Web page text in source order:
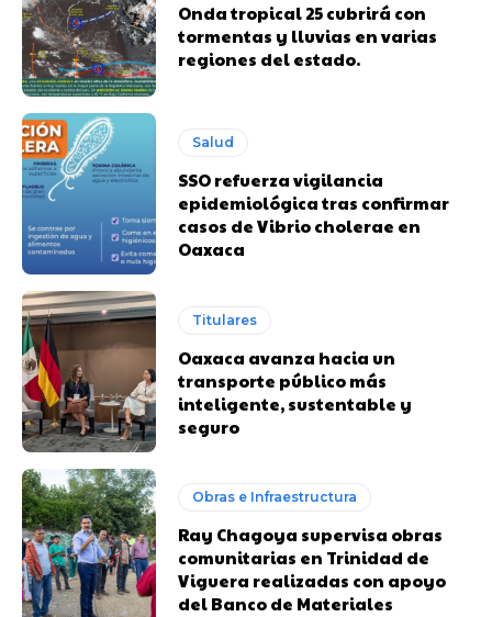
Onda tropical 25 cubrirá con
tormentas y lluvias en varias
regiones del estado.
Salud
SSO refuerza vigilancia
epidemiológica tras confirmar
casos de Vibrio cholerae en
Oaxaca
Titulares
Oaxaca avanza hacia un
transporte público más
inteligente, sustentable y
seguro
Obras e Infraestructura
Ray Chagoya supervisa obras
comunitarias en Trinidad de
Viguera realizadas con apoyo
del Banco de Materiales